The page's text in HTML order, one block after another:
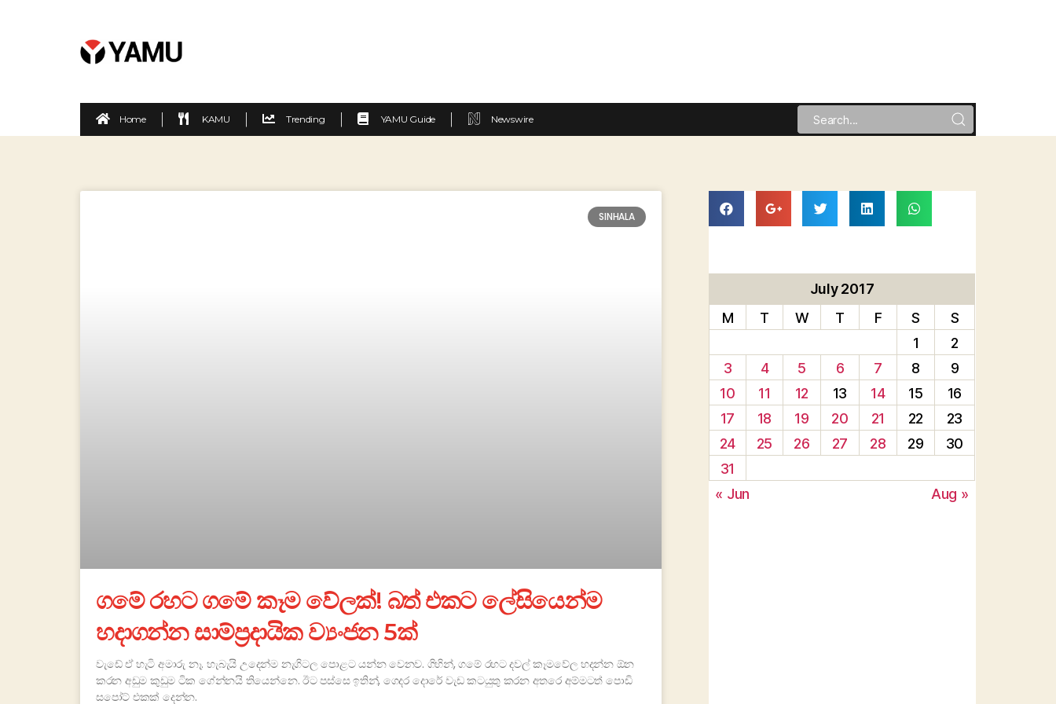
Home KAMU Trending YAMU Guide Newswire
SINHALA
ගමේ රහට ගමේ කෑම වේලක්! බත් එකට ලේසියෙන්ම
හදාගන්න සාම්ප්‍රදායික ව්‍යංජන 5ක්
වැඩේ ඒ හැටි අමාරු නෑ. හැබැයි උදෙන්ම නැගිටල පොළට යන්න වෙනව. ගිහින්, ගමේ රහට දවල් කෑමවේල හදන්න ඕන
කරන අඩුම කුඩුම ටික ගේන්නයි තියෙන්නෙ. ඊට පස්සෙ ඉතින්, ගෙදර දොරේ වැඩ කටයුතු කරන අතරෙ අම්මටත් පොඩි
සපෝට් එකක් දෙන්න.
July 2017
M
T W T F S
S
1
2
3
4 5 6 7 8
9
10
11 12 13 14 15
16
17
18 19 20 21 22
23
24
25 26 27 28 29
30
31
« Jun
Aug »